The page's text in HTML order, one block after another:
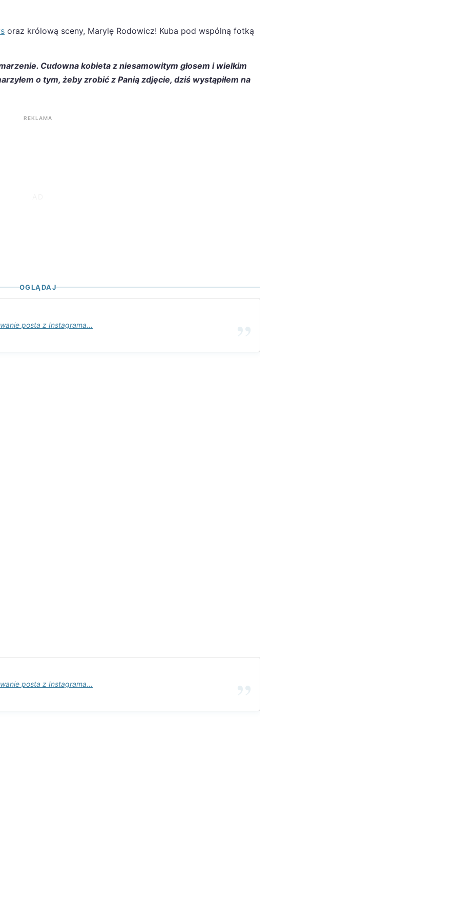
oraz królową sceny, Marylę Rodowicz! Kuba pod wspólną fotką
Cudowna kobieta z niesamowitym głosem i wielkim
o tym, żeby zrobić z Panią zdjęcie, dziś wystąpiłem na
REKLAMA
OGLĄDAJ
posta z Instagrama...
posta z Instagrama...